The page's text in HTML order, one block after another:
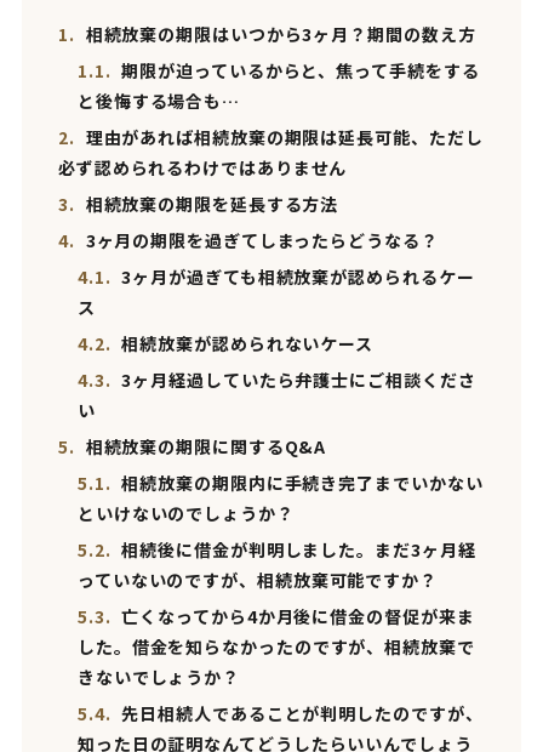
1. 相続放棄の期限はいつから3ヶ月？期間の数え方
1.1. 期限が迫っているからと、焦って手続をする
と後悔する場合も…
2. 理由があれば相続放棄の期限は延長可能、ただし
必ず認められるわけではありません
3. 相続放棄の期限を延長する方法
4. 3ヶ月の期限を過ぎてしまったらどうなる？
4.1. 3ヶ月が過ぎても相続放棄が認められるケー
ス
4.2. 相続放棄が認められないケース
4.3. 3ヶ月経過していたら弁護士にご相談くださ
い
5. 相続放棄の期限に関するQ&A
5.1. 相続放棄の期限内に手続き完了までいかない
といけないのでしょうか？
5.2. 相続後に借金が判明しました。まだ3ヶ月経
っていないのですが、相続放棄可能ですか？
5.3. 亡くなってから4か月後に借金の督促が来ま
した。借金を知らなかったのですが、相続放棄で
きないでしょうか？
5.4. 先日相続人であることが判明したのですが、
知った日の証明なんてどうしたらいいんでしょう